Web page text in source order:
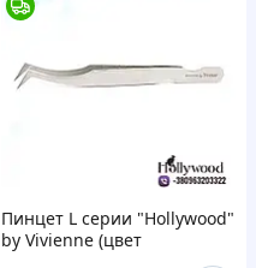
Пинцет L серии "Hollywood"
by Vivienne (цвет